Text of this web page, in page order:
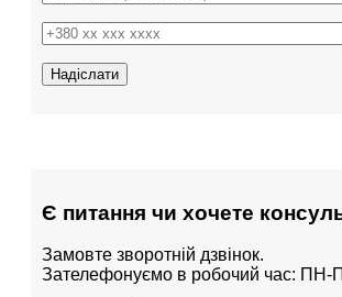
Є питання чи хочете
Замовте зворотній дзвінок.
Зателефонуємо в робочий час: ПН-